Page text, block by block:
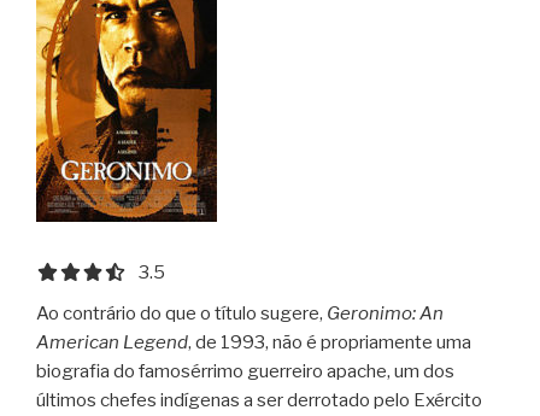
3.5 out of 5.0 stars
3.5
Ao contrário do que o título sugere, Geronimo: An
American Legend, de 1993, não é propriamente uma
biografia do famosérrimo guerreiro apache, um dos
últimos chefes indígenas a ser derrotado pelo Exército